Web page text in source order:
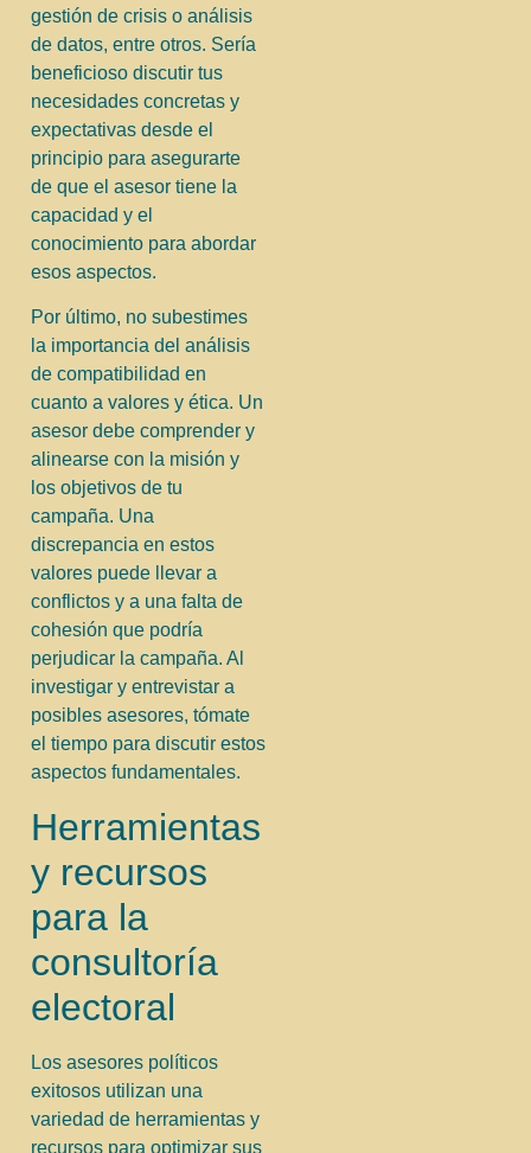
gestión de crisis o análisis
de datos, entre otros. Sería
beneficioso discutir tus
necesidades concretas y
expectativas desde el
principio para asegurarte
de que el asesor tiene la
capacidad y el
conocimiento para abordar
esos aspectos.
Por último, no subestimes
la importancia del análisis
de compatibilidad en
cuanto a valores y ética. Un
asesor debe comprender y
alinearse con la misión y
los objetivos de tu
campaña. Una
discrepancia en estos
valores puede llevar a
conflictos y a una falta de
cohesión que podría
perjudicar la campaña. Al
investigar y entrevistar a
posibles asesores, tómate
el tiempo para discutir estos
aspectos fundamentales.
Herramientas
y recursos
para la
consultoría
electoral
Los asesores políticos
exitosos utilizan una
variedad de herramientas y
recursos para optimizar sus